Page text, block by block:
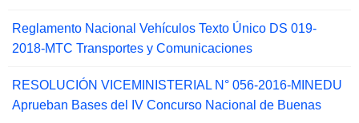
Reglamento Nacional Vehículos Texto Único DS 019-
2018-MTC Transportes y Comunicaciones
RESOLUCIÓN VICEMINISTERIAL N° 056-2016-MINEDU
Aprueban Bases del IV Concurso Nacional de Buenas